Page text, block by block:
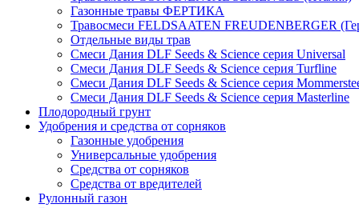
Газонные травы ФЕРТИКА
Травосмеси FELDSAATEN FREUDENBERGER
Отдельные виды трав
Смеси Дания DLF Seeds & Sciеnce серия Universal
Смеси Дания DLF Seeds & Sciеnce серия Turfline
Смеси Дания DLF Seeds & Sciеnce серия
Смеси Дания DLF Seeds & Sciеnce серия Masterline
Плодородный грунт
Удобрения и средства от сорняков
Газонные удобрения
Универсальные удобрения
Средства от сорняков
Средства от вредителей
Рулонный газон